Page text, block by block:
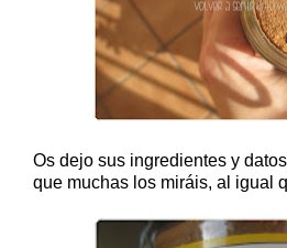
Os dejo sus ingredientes y
que muchas los miráis, al igual